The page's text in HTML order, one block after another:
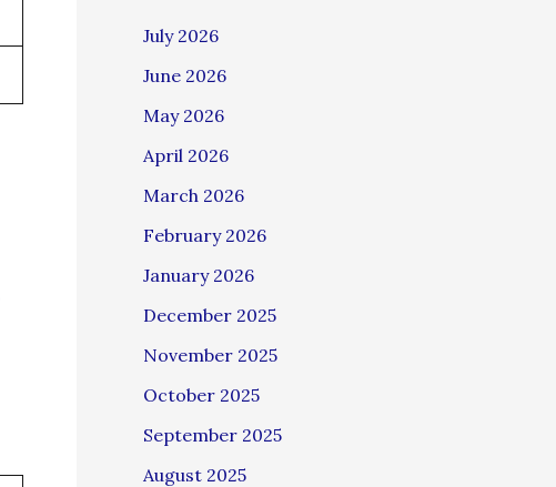
July 2026
June 2026
May 2026
April 2026
March 2026
February 2026
January 2026
December 2025
November 2025
October 2025
September 2025
August 2025